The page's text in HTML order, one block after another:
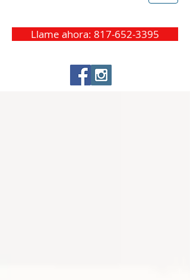
Llame ahora: 817-652-3395